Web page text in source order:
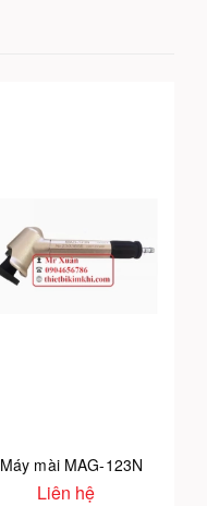
Máy mài MAG-123N
Liên hệ